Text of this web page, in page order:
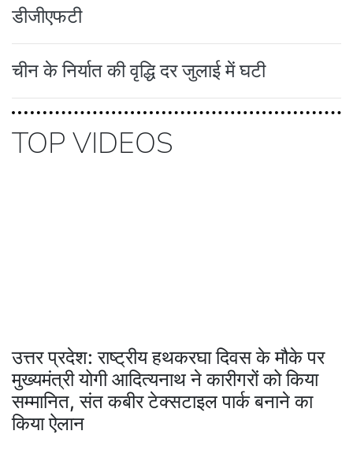
डीजीएफटी
चीन के निर्यात की वृद्धि दर जुलाई में घटी
TOP VIDEOS
उत्तर प्रदेश: राष्ट्रीय हथकरघा दिवस के मौके पर
मुख्यमंत्री योगी आदित्यनाथ ने कारीगरों को किया
सम्मानित, संत कबीर टेक्सटाइल पार्क बनाने का
किया ऐलान